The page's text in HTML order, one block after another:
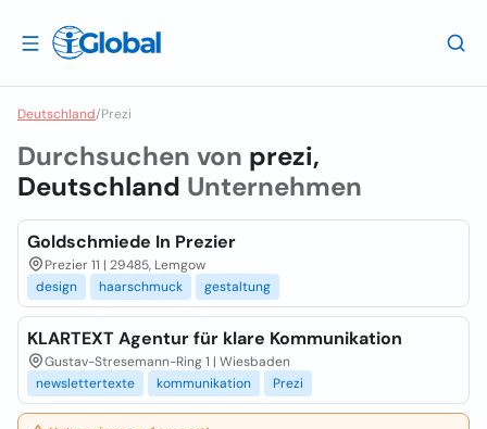
Deutschland/Prezi
Durchsuchen von prezi,
Deutschland Unternehmen
Goldschmiede In Prezier
Prezier 11 | 29485, Lemgow
design
haarschmuck gestaltung
KLARTEXT Agentur für klare Kommunikation
Gustav-Stresemann-Ring 1 | Wiesbaden
newslettertexte
kommunikation Prezi